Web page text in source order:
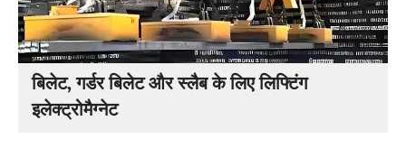
बिलेट, गर्डर बिलेट और स्लैब के लिए लिफ्टिंग
इलेक्ट्रोमैग्नेट